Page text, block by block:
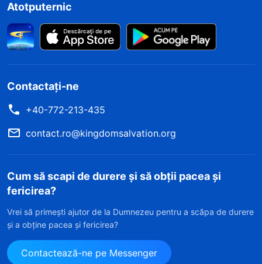
Atotputernic
Contactați-ne
+40-772-213-435
contact.ro@kingdomsalvation.org
Cum să scapi de durere și să obții pacea și
fericirea?
Vrei să primești ajutor de la Dumnezeu pentru a scăpa de durere
și a obține pacea și fericirea?
Contactează-ne pe Messenger